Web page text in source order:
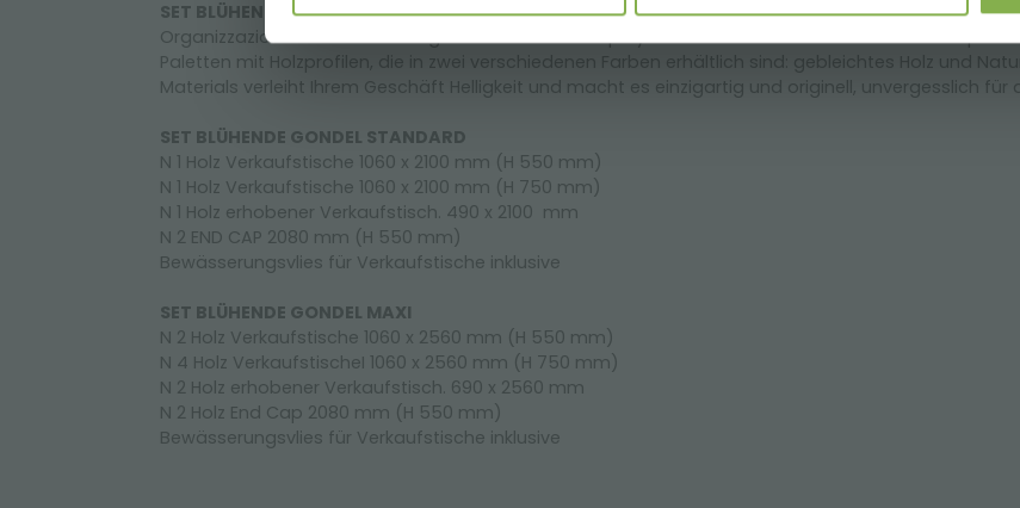
SET BLÜHENDE GONDEL - Linie AMOR
Organizzazione Orlandelli schlägt die Aluminium-Display-Sets in einer neuen Variante mit
Paletten mit Holzprofilen, die in zwei verschiedenen Farben erhältlich sind: gebleichtes Holz und
Materials verleiht Ihrem Geschäft Helligkeit und macht es einzigartig und originell, unvergesslich für
SET BLÜHENDE GONDEL STANDARD
N 1 Holz Verkaufstische 1060 x 2100 mm (H 550 mm)
N 1 Holz Verkaufstische 1060 x 2100 mm (H 750 mm)
N 1 Holz erhobener Verkaufstisch. 490 x 2100 mm
N 2 END CAP 2080 mm (H 550 mm)
Bewässerungsvlies für Verkaufstische inklusive
SET BLÜHENDE GONDEL MAXI
N 2 Holz Verkaufstische 1060 x 2560 mm (H 550 mm)
N 4 Holz VerkaufstischeI 1060 x 2560 mm (H 750 mm)
N 2 Holz erhobener Verkaufstisch. 690 x 2560 mm
N 2 Holz End Cap 2080 mm (H 550 mm)
Bewässerungsvlies für Verkaufstische inklusive